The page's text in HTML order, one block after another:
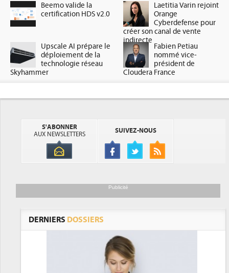
Beemo valide la
certification HDS v2.0
Laetitia Varin rejoint
Orange
Cyberdefense pour
créer son canal de vente
indirecte
Upscale AI prépare le
déploiement de la
technologie réseau
Skyhammer
Fabien Petiau
nommé vice-
président de
Cloudera France
S'ABONNER
AUX NEWSLETTERS
SUIVEZ-NOUS
Publicité
DERNIERS DOSSIERS